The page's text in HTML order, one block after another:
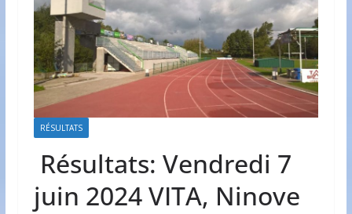
RÉSULTATS
Résultats: Vendredi 7
juin 2024 VITA, Ninove